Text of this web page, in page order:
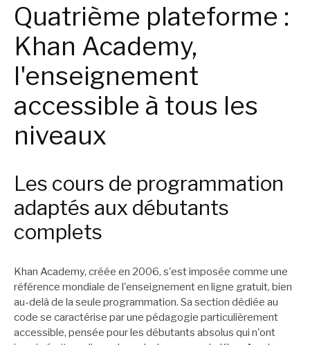
Quatrième plateforme :
Khan Academy,
l'enseignement
accessible à tous les
niveaux
Les cours de programmation
adaptés aux débutants
complets
Khan Academy, créée en 2006, s'est imposée comme une
référence mondiale de l'enseignement en ligne gratuit, bien
au-delà de la seule programmation. Sa section dédiée au
code se caractérise par une pédagogie particulièrement
accessible, pensée pour les débutants absolus qui n'ont